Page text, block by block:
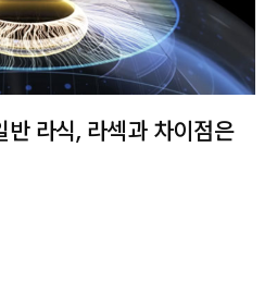
라식, 라섹과 차이점은